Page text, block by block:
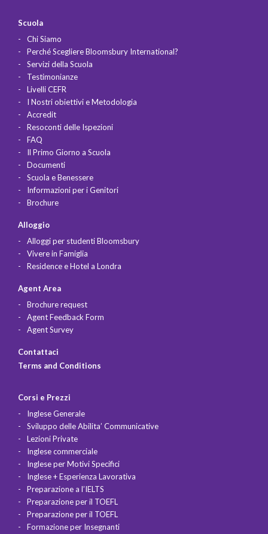
Scuola
Chi Siamo
Perché Scegliere Bloomsbury International?
Servizi della Scuola
Testimonianze
Livelli CEFR
I Nostri obiettivi e Metodologia
Accredit
Resoconti delle Ispezioni
FAQ
Il Primo Giorno a Scuola
Documenti
Scuola e Benessere
Informazioni per i Genitori
Brochure
Alloggio
Alloggi per studenti Bloomsbury
Vivere in Famiglia
Residence e Hotel a Londra
Agent Area
Brochure request
Agent Feedback Form
Agent Survey
Contattaci
Terms and Conditions
Corsi e Prezzi
Inglese Generale
Sviluppo delle Abilita’ Communicative
Lezioni Private
Inglese commerciale
Inglese per Motivi Specifici
Inglese + Esperienza Lavorativa
Preparazione a l’IELTS
Preparazione per il TOEFL
Preparazione per il TOEFL
Formazione per Insegnanti